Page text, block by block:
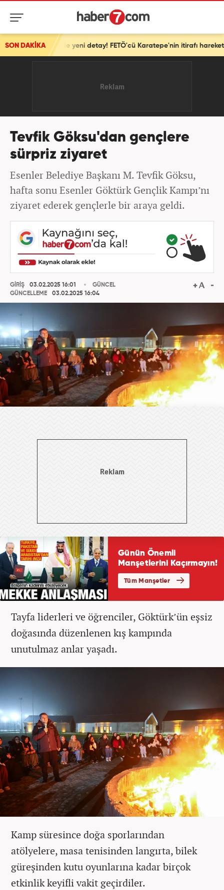
SON DAKİKA
detay! FETÖ'cü Karatepe'nin itirafı harekete geçirdi
Tevfik Göksu'dan gençlere
sürpriz ziyaret
Esenler Belediye Başkanı M. Tevfik Göksu,
hafta sonu Esenler Göktürk Gençlik Kampı’nı
ziyaret ederek gençlerle bir araya geldi.
GİRİŞ
03.02.2025 16:01
GÜNCELLEME
03.02.2025 16:04
GÜNCEL
Tayfa liderleri ve öğrenciler, Göktürk’ün eşsiz
doğasında düzenlenen kış kampında
unutulmaz anlar yaşadı.
Kamp süresince doğa sporlarından
atölyelere, masa tenisinden langırta, bilek
güreşinden kutu oyunlarına kadar birçok
etkinlik keyifli vakit geçirdiler.